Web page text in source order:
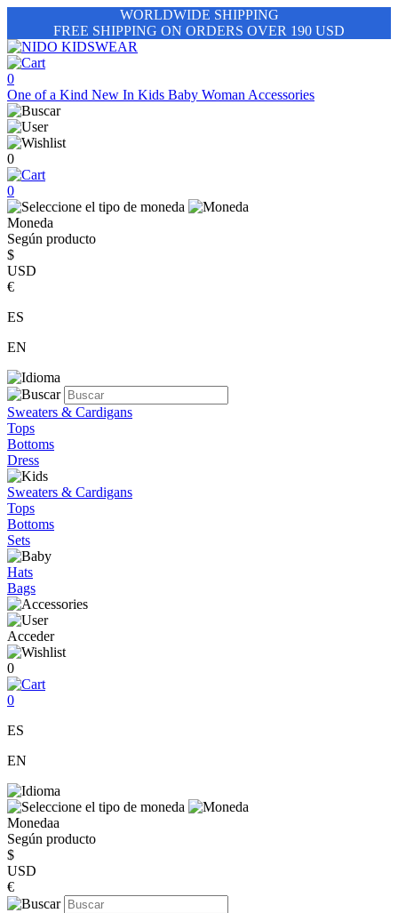
WORLDWIDE SHIPPING
FREE SHIPPING ON ORDERS OVER 190 USD
0
One of a Kind New In Kids Baby Woman Accessories
0
0
Moneda
Según producto
$
USD
€
ES
EN
Sweaters & Cardigans
Tops
Bottoms
Dress
Sweaters & Cardigans
Tops
Bottoms
Sets
Hats
Bags
Acceder
0
0
ES
EN
Monedaa
Según producto
$
USD
€